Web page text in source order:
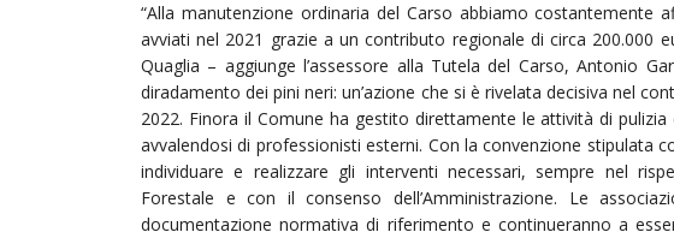
“Alla manutenzione ordinaria del Carso abbiamo costantemente
avviati nel 2021 grazie a un contributo regionale di circa 200.000
Quaglia – aggiunge l’assessore alla Tutela del Carso, Antonio
diradamento dei pini neri: un’azione che si è rivelata decisiva nel
2022. Finora il Comune ha gestito direttamente le attività di
avvalendosi di professionisti esterni. Con la convenzione stipulata
individuare e realizzare gli interventi necessari, sempre nel
Forestale e con il consenso dell’Amministrazione. Le
documentazione normativa di riferimento e continueranno a